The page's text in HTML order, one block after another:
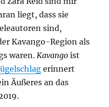
liegt, dass sie
sind,
Kavango-Region als
waren. Kavango ist
erinnert
Äußeres an das